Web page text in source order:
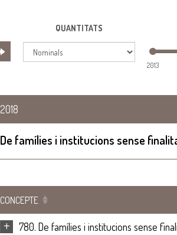
QUANTITATS
2013
2018
De famílies i institucions sense
CONCEPTE
+ 780. De famílies i institucions sense